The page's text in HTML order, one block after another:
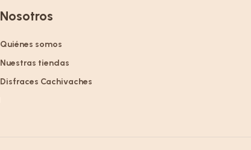
Nosotros
Quiénes somos
Nuestras tiendas
Disfraces Cachivaches